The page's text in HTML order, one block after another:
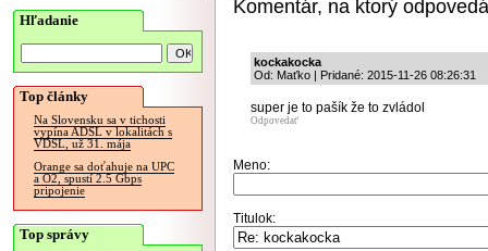
Hľadanie
Top články
Na Slovensku sa v tichosti
vypína ADSL v lokalitách s
VDSL, už 31. mája
Orange sa doťahuje na UPC
a O2, spustí 2.5 Gbps
pripojenie
Top správy
Komentár, na ktorý
kockakocka
Od: Maťko | Pridané: 2015-11-26 08:26:31
super je to pašík že to zvládol
Odpovedať
Meno:
Titulok: